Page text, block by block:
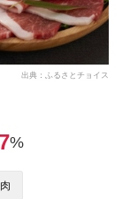
出典：ふるさとチョイス
%